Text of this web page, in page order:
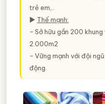
trẻ em,..
► Thế mạnh:
− Sở hữu gần 200
2.000m2
− Vững mạnh với đội
động.